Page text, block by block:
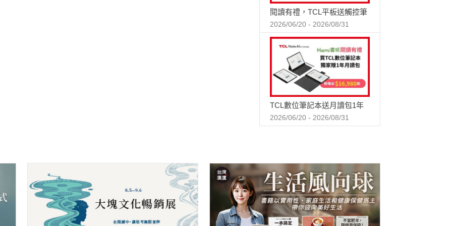
閱讀有禮，TCL平板送觸控筆
2026/06/20 - 2026/08/31
TCL數位筆記本送月讀包1年
2026/06/20 - 2026/08/31